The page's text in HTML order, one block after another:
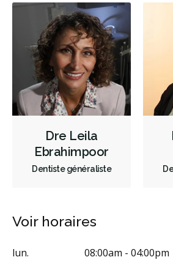
Endodontie Chirurgie buccale
Hygiène préventive et nettoyages
RCSD (Régime canadien de soins dentaires)
Dre Leila
Ebrahimpoor
Dentiste généraliste
Voir horaires
lun.
08:00am - 04:00pm